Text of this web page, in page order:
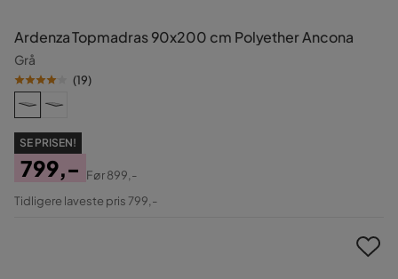
Ardenza Topmadras 90x200 cm Polyether Ancona
Grå
(19)
SE PRISEN!
Pris
799,-
Original
Før899,-
Tidligere laveste pris 799,-